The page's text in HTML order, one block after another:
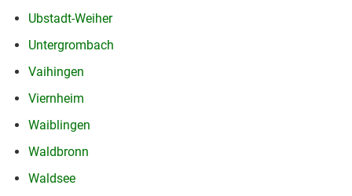
Ubstadt-Weiher
Untergrombach
Vaihingen
Viernheim
Waiblingen
Waldbronn
Waldsee